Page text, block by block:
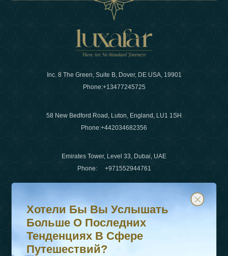
Inc. 8 The Green, Suite B, Dover, DE USA, 19901
Phone:+13477245725
58 New Bedford Road, Luton, England, LU1 1SH
Phone:+442034682356
Emirates Tower, Level 33, Dubai, UAE
Phone: +971552944761
WhatsApp Нет :+442034682356
+971552944761
Хотели бы вы услышать больше о последних
Подпишитесь на нашу рассылку и будьте в курсе
Хотели Бы Вы Услышать
Больше О Последних
Тенденциях В Сфере
Путешествий?